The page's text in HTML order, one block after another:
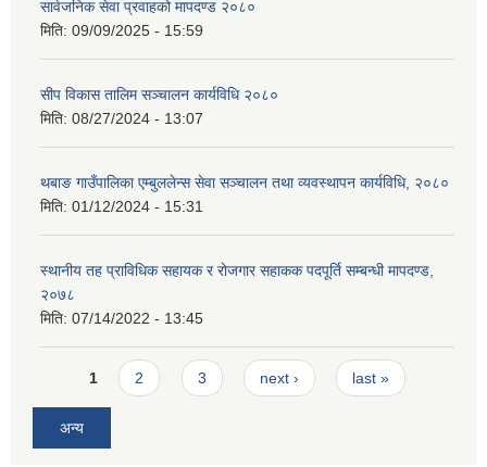
सार्वजनिक सेवा प्रवाहको मापदण्ड २०८०
मिति: 09/09/2025 - 15:59
सीप विकास तालिम सञ्चालन कार्यविधि २०८०
मिति: 08/27/2024 - 13:07
थबाङ गाउँपालिका एम्बुललेन्स सेवा सञ्चालन तथा व्यवस्थापन कार्यविधि, २०८०
मिति: 01/12/2024 - 15:31
स्थानीय तह प्राविधिक सहायक र रोजगार सहाकक पदपूर्ति सम्बन्धी मापदण्ड,
२०७८
मिति: 07/14/2022 - 13:45
Pages
1 2 3 next › last »
अन्य